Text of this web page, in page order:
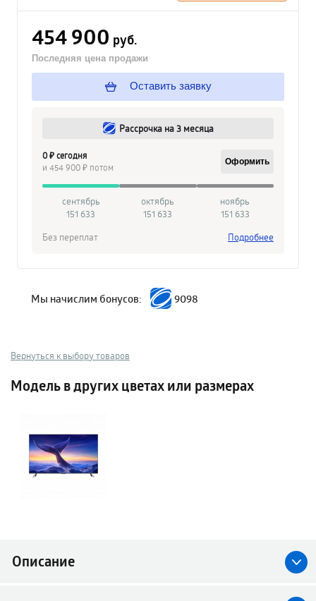
454 900 руб.
Последняя цена продажи
Оставить заявку
Рассрочка на 3 месяца
0 ₽ сегодня
и 454 900 ₽ потом
Оформить
сентябрь
151 633
октябрь
151 633
ноябрь
151 633
Без переплат
Подробнее
Мы начислим бонусов: 9098
Вернуться к выбору товаров
Модель в других цветах или размерах
Описание